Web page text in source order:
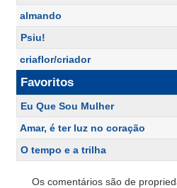
almando
Psiu!
criaflor/criador
Favoritos
Eu Que Sou Mulher
Amar, é ter luz no coração
O tempo e a trilha
Os comentários são de